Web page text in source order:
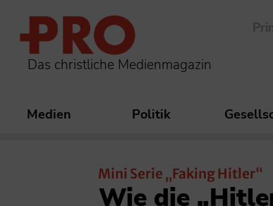
Das christliche Medienmagazin
Medien Politik
Mini Serie „Faking Hitler“
Wie die